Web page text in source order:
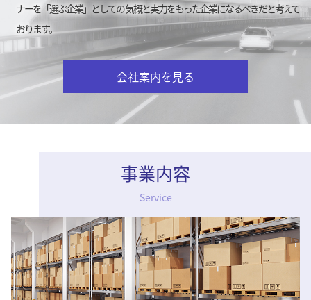
ナーを「選ぶ企業」としての気概と実力をもった企業になるべきだと考えて
おります。
会社案内を見る
事業内容
Service